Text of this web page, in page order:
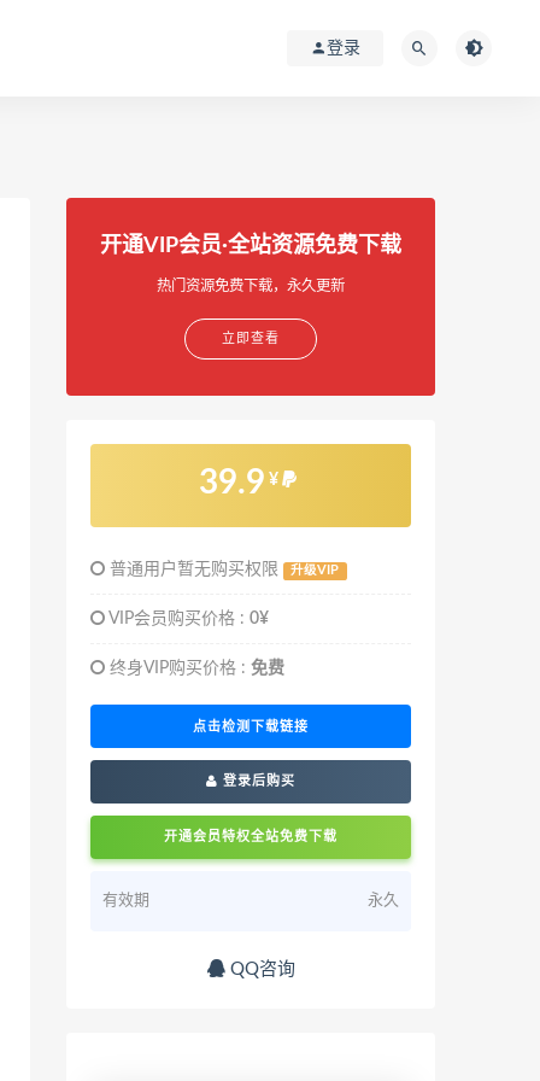
登录
开通VIP会员·全站资源免费下载
热门资源免费下载，永久更新
立即查看
39.9 ¥
普通用户暂无购买权限 升级VIP
VIP会员购买价格 : 0¥
终身VIP购买价格 : 免费
点击检测下载链接
登录后购买
开通会员特权全站免费下载
有效期 永久
QQ咨询